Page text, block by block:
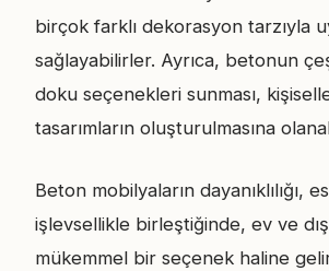
birçok farklı dekorasyon tarzıyla
sağlayabilirler. Ayrıca, betonun
doku seçenekleri sunması,
tasarımların oluşturulmasına
Beton mobilyaların dayanıklılığı,
işlevsellikle birleştiğinde, ev ve
mükemmel bir seçenek haline